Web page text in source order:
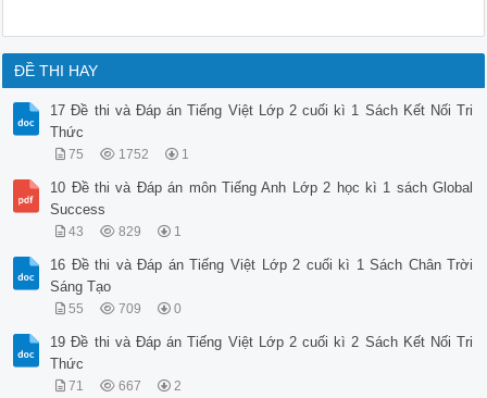
ĐỀ THI HAY
17 Đề thi và Đáp án Tiếng Việt Lớp 2 cuối kì 1 Sách Kết Nối Tri
Thức
75 1752 1
10 Đề thi và Đáp án môn Tiếng Anh Lớp 2 học kì 1 sách Global
Success
43 829 1
16 Đề thi và Đáp án Tiếng Việt Lớp 2 cuối kì 1 Sách Chân Trời
Sáng Tạo
55 709 0
19 Đề thi và Đáp án Tiếng Việt Lớp 2 cuối kì 2 Sách Kết Nối Tri
Thức
71 667 2